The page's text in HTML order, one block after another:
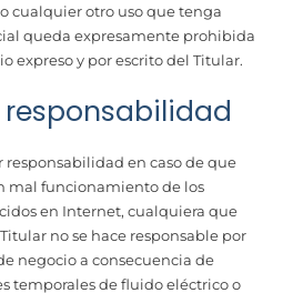
cualquier otro uso que tenga
queda expresamente prohibida
expreso y por escrito del Titular.
en caso de que
mal funcionamiento de los
en Internet, cualquiera que
no se hace responsable por
negocio a consecuencia de
temporales de fluido eléctrico o